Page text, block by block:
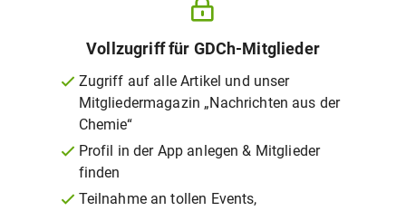
Vollzugriff für GDCh-Mitglieder
Zugriff auf alle Artikel und unser
Mitgliedermagazin „Nachrichten aus der
Chemie“
Profil in der App anlegen & Mitglieder
finden
Teilnahme an tollen Events,